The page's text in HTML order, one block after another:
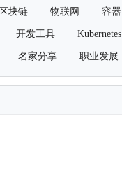
区块链 物联网 容器
开发工具 Kubernetes
名家分享 职业发展